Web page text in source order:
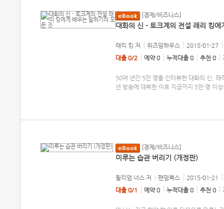
[경제/비즈니스]
대화의 신 - 토크계의 전설 래리 킹
래리 킹 저 위즈덤하우스
2015-01-27
대출 0/2
예약 0 누적대출 0 추천 0
50여 년간 5만 명을 인터뷰한 대화의 신, 래
년 방송에 데뷔한 이후 지금까지 5만 명 이
[경제/비즈니스]
미루는 습관 버리기 (개정판)
윌리엄 너스 저 팬덤북스
2015-01-21
대출 0/1
예약 0 누적대출 0 추천 0